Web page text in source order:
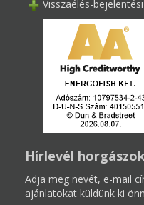
Visszaélés-
Hírlevél
Adja meg nevét, e-mail
ajánlatokat küldünk ki